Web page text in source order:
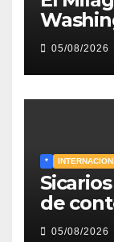
Milei y
05/08/2026
*
de
05/08/2026